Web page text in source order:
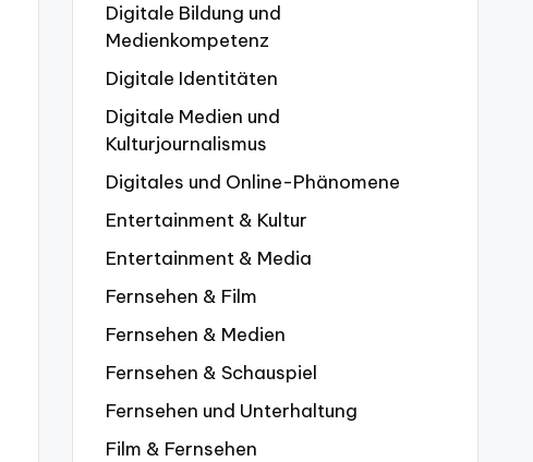
Digitale Bildung und
Medienkompetenz
Digitale Identitäten
Digitale Medien und
Kulturjournalismus
Digitales und Online-Phänomene
Entertainment & Kultur
Entertainment & Media
Fernsehen & Film
Fernsehen & Medien
Fernsehen & Schauspiel
Fernsehen und Unterhaltung
Film & Fernsehen